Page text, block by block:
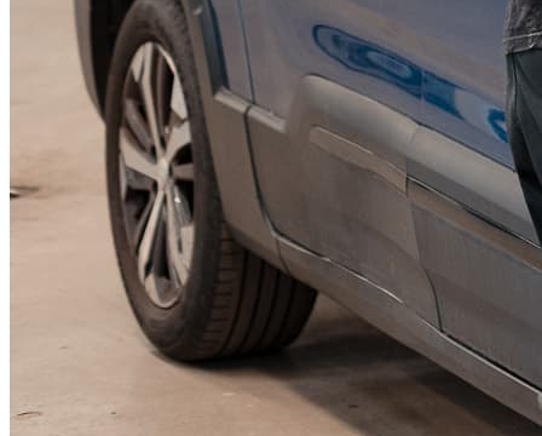
KGM Pickups
Fordonstyp
PickupTransportbilPersonbil
Visa alla fordon